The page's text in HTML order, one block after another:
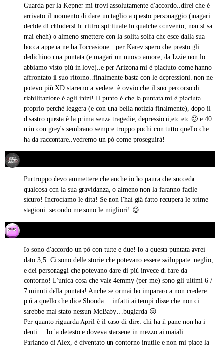
Guarda per la Kepner mi trovi assolutamente d'accordo..direi che è
arrivato il momento di dare un taglio a questo personaggio (magari
decide di chiudersi in ritiro spirituale in qualche convento, non si sa
mai eheh) o almeno smettere con la solita solfa che esce dalla sua
bocca appena ne ha l'occasione…per Karev spero che presto gli
dedichino una puntata (e magari un nuovo amore, da Izzie non lo
abbiamo visto più in love)..e per Arizona mi è piaciuto come hanno
affrontato il suo ritorno..finalmente basta con le depressioni..non ne
potevo più XD staremo a vedere..è ovvio che il suo percorso di
riabilitazione è agli inizi! Il punto è che la puntata mi è piaciuta
proprio perchè leggera (e con una bella notizia finalmente), dopo il
disastro questa è la prima senza tragedie, depressioni,etc etc 🙂 e 40
min con grey's sembrano sempre troppo pochi con tutto quello che
ha da raccontare..vedremo un pò come proseguirà!
detto:
Purtroppo devo ammettere che anche io ho paura che succeda
qualcosa con la sua gravidanza, o almeno non la faranno facile
sicuro! Incrociamo le dita! Se non l'hai già fatto recupera le prime
stagioni..secondo me sono le migliori! 😉
detto:
Io sono d'accordo un pó con tutte e due! Io a questa puntata avrei
dato 3,5. Ci sono delle storie che potevano essere sviluppate meglio,
e dei personaggi che potevano dare di più invece di fare da
contorno! L'unica cosa che vale 4emmy (per me) sono gli ultimi 6 /
7 minuti della puntata! Anche se ormai ho impararo a non credere
piú a quello che dice Shonda… infatti ai tempi disse che non ci
sarebbe mai stato nessun McBaby…bugiarda 😛
Per quanto riguarda April è il caso di dire: chi ha il pane non ha i
denti… Io la detesto e doveva starsene in mezzo ai maiali…
Parlando di Alex, è diventato un contorno inutile e non mi piace la